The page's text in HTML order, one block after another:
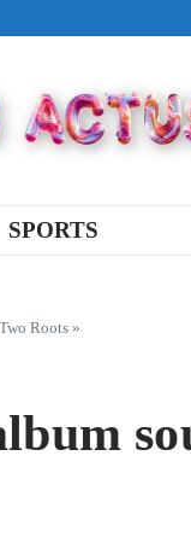
SPORTS
Roots »